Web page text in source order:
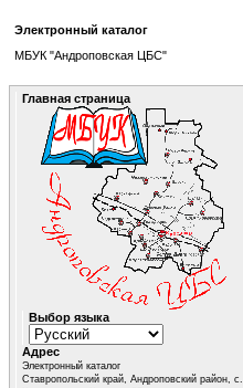
Электронный каталог
МБУК "Андроповская ЦБС"
Главная страница
Выбор языка
Адрес
Электронный каталог
Ставропольский край, Андроповский район, с.